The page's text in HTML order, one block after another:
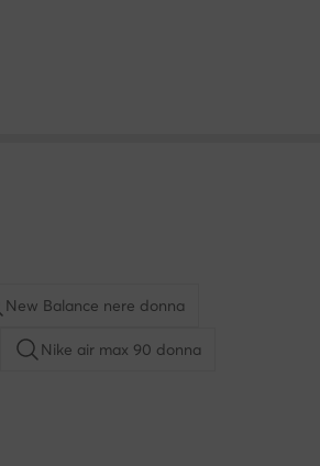
New Balance nere donna
Nike air max 90 donna